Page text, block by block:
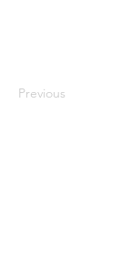
Previous